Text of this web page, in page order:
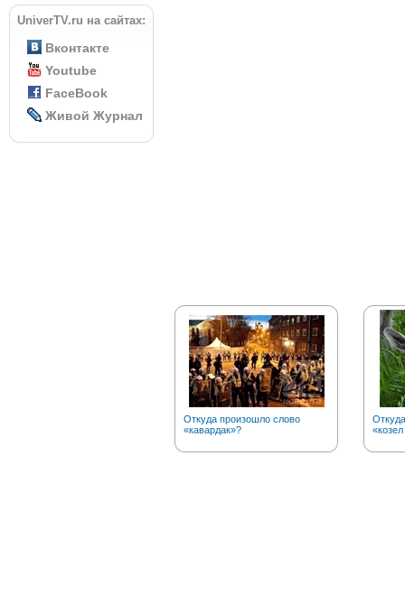
UniverTV.ru на сайтах:
Вконтакте
Youtube
FaceBook
Живой Журнал
Откуда произошло слово
«кавардак»?